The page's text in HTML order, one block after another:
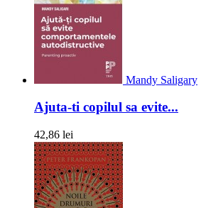
Mandy Saligary
Ajuta-ti copilul sa evite...
42,86 lei